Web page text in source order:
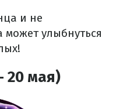
и не
может улыбнуться
20 мая)